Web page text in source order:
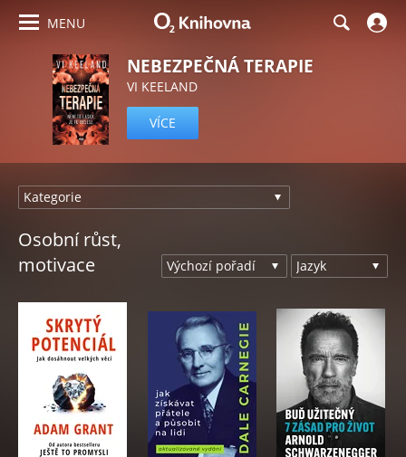
MENU
NEBEZPEČNÁ TERAPIE
VI KEELAND
VÍCE
Osobní růst,
motivace